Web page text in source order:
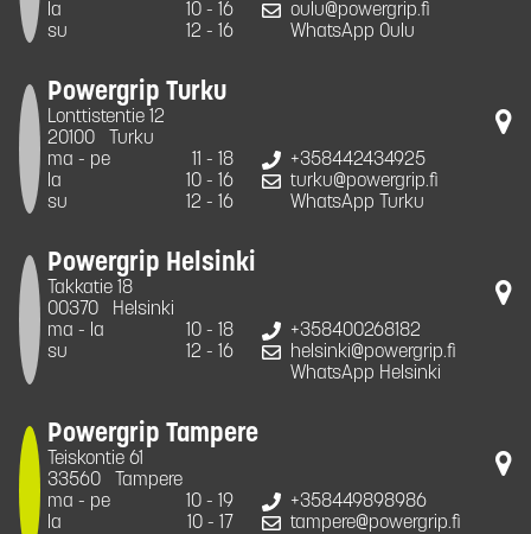
la
10 - 16
su
12 - 16
oulu@powergrip.fi
WhatsApp Oulu
Powergrip Turku
Lonttistentie 12
20100
Turku
ma - pe
11 - 18
la
10 - 16
su
12 - 16
+358442434925
turku@powergrip.fi
WhatsApp Turku
Powergrip Helsinki
Takkatie 18
00370
Helsinki
ma - la
10 - 18
su
12 - 16
+358400268182
helsinki@powergrip.fi
WhatsApp Helsinki
Powergrip Tampere
Teiskontie 61
33560
Tampere
ma - pe
10 - 19
la
10 - 17
+358449898986
tampere@powergrip.fi